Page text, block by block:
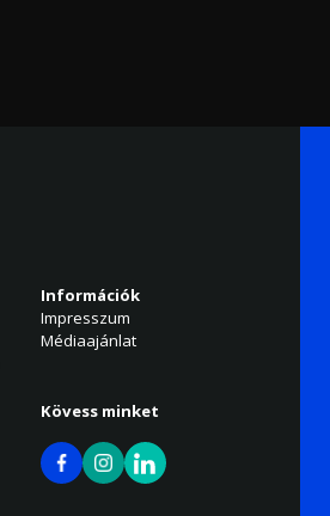
Információk
Impresszum
Médiaajánlat
Kövess minket